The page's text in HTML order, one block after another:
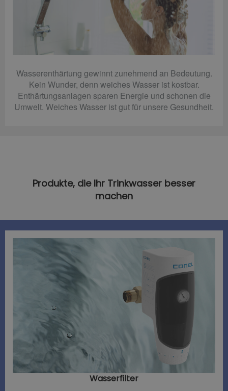
Wasserenthärtung gewinnt zunehmend an Bedeutung.
Kein Wunder, denn weiches Wasser ist kostbar.
Enthärtungsanlagen sparen Energie und schonen die
Umwelt. Weiches Wasser ist gut für unsere Gesundheit.
Produkte, die Ihr Trinkwasser besser
machen
Wasserfilter​